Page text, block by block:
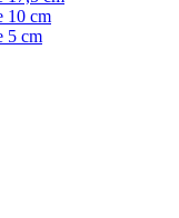
10 cm
5 cm